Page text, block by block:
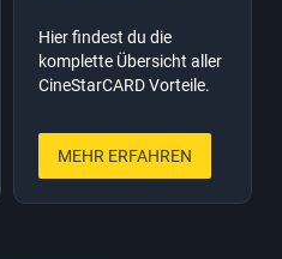
Hier findest du die
komplette Übersicht aller
CineStarCARD Vorteile.
MEHR ERFAHREN